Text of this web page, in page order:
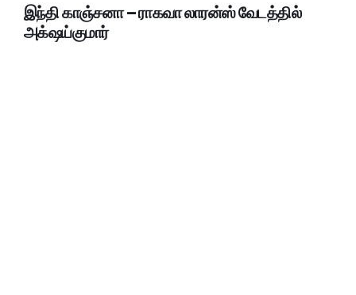
இந்தி காஞ்சனா – ராகவா லாரன்ஸ் வேடத்தில்
அக்‌ஷய்குமார்